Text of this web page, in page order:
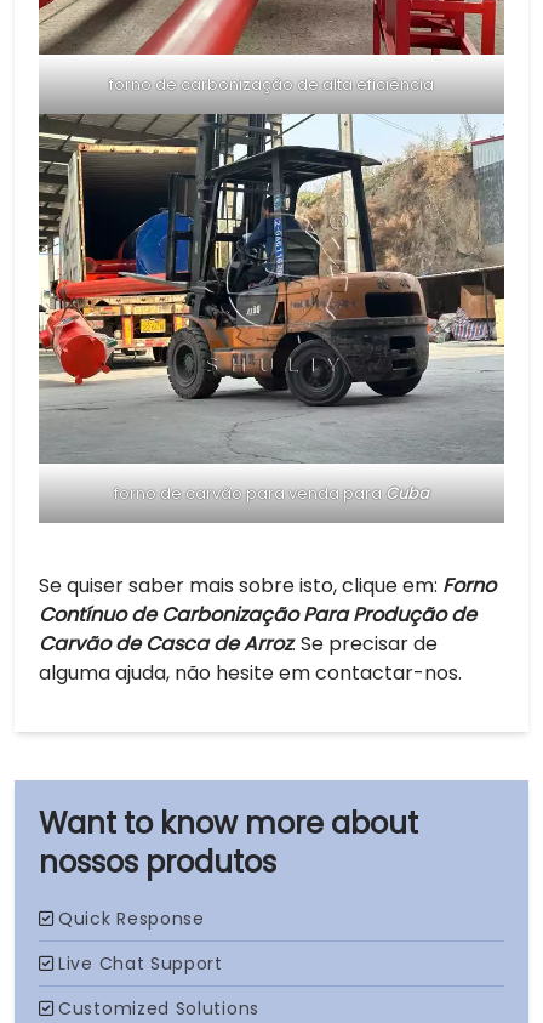
nossos produtos
forno de carbonização de alta eficiência
forno de carvão para venda paraCuba
Se quiser saber mais sobre isto, clique em: Forno
Contínuo de Carbonização Para Produção de
Carvão de Casca de Arroz. Se precisar de
alguma ajuda, não hesite em contactar-nos.